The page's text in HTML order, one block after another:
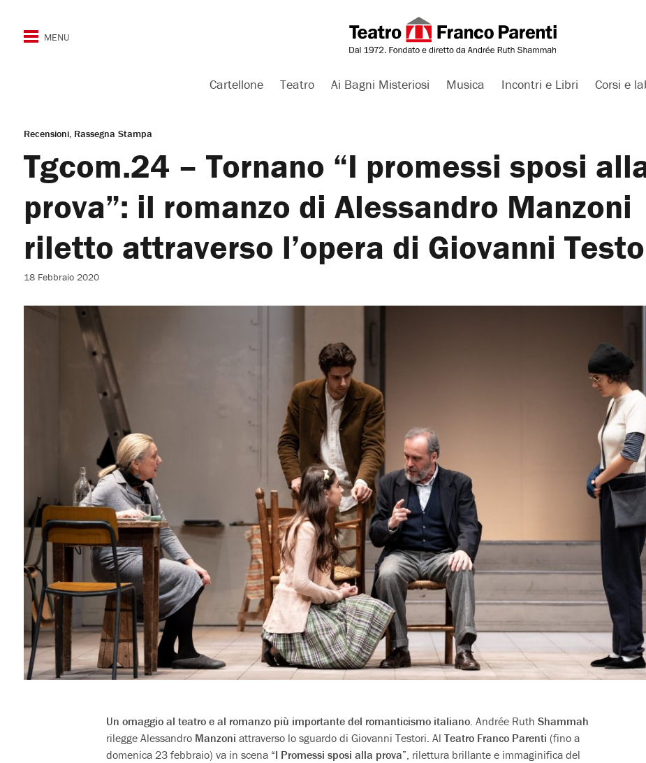
Cartellone Teatro Ai Bagni Misteriosi Musica Incontri e Libri Corsi e
Recensioni Rassegna Stampa
Tgcom.24 – Tornano “I promessi sposi
prova”: il romanzo di Alessandro Manzoni
riletto attraverso l’opera di Giovanni
18 Febbraio 2020
Un omaggio al teatro e al romanzo più importante del romanticismo italiano . Andrée Ruth Shammah
rilegge Alessandro Manzoni attraverso lo sguardo di Giovanni Testori. Al Teatro Franco Parenti (fino a
domenica 23 febbraio) va in scena “I Promessi sposi alla prova” , rilettura brillante e immaginifica del